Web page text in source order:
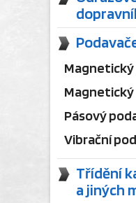
Pásový
Vibrační
Třídění
a jiných